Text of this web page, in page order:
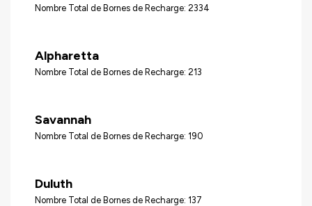
Nombre Total de Bornes de Recharge: 2334
Alpharetta
Nombre Total de Bornes de Recharge: 213
Savannah
Nombre Total de Bornes de Recharge: 190
Duluth
Nombre Total de Bornes de Recharge: 137